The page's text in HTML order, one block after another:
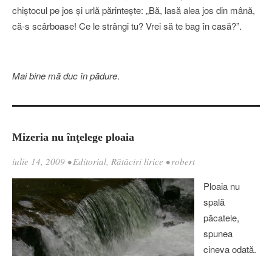
chiştocul pe jos şi urlă părinteşte: „Bă, lasă alea jos din mână,
că-s scârboase! Ce le strângi tu? Vrei să te bag în casă?”.
Mai bine mă duc în pădure.
Mizeria nu înţelege ploaia
iulie 14, 2009 •Editorial, Rătăciri lirice •robert
Ploaia nu
spală
păcatele,
spunea
cineva odată.